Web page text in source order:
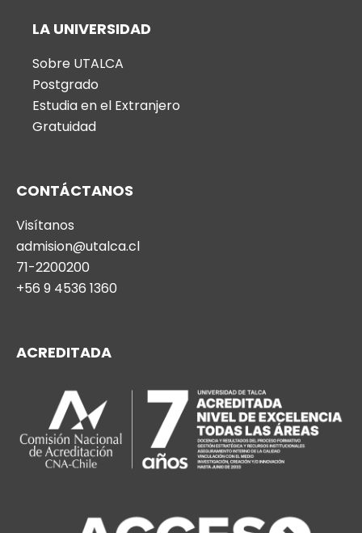
LA UNIVERSIDAD
Sobre UTALCA
Postgrado
Estudia en el Extranjero
Gratuidad
CONTÁCTANOS
Visítanos
admision@utalca.cl
71-2200200
+56 9 4536 1360
ACREDITADA